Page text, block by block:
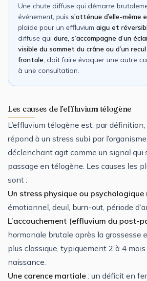
Une chute diffuse qui démarre
événement, puis s’atténue d’elle-même
plaide pour un effluvium aigu et
diffuse qui dure, s’accompagne d’un
visible du sommet du crâne ou d’un
frontale, doit faire évoquer une autre
à une consultation.
Les causes de l’effluvium télogène
L’effluvium télogène est, par définition,
répond à un stress subi par
déclenchant agit comme un signal qui
passage en télogène. Les causes les
sont :
Un stress physique ou psychologique
émotionnel, deuil, burn-out, période
L’accouchement (effluvium du post-
hormonale brutale après la grossesse
plus classique, typiquement 2 à 4
naissance.
Une carence martiale : un déficit en